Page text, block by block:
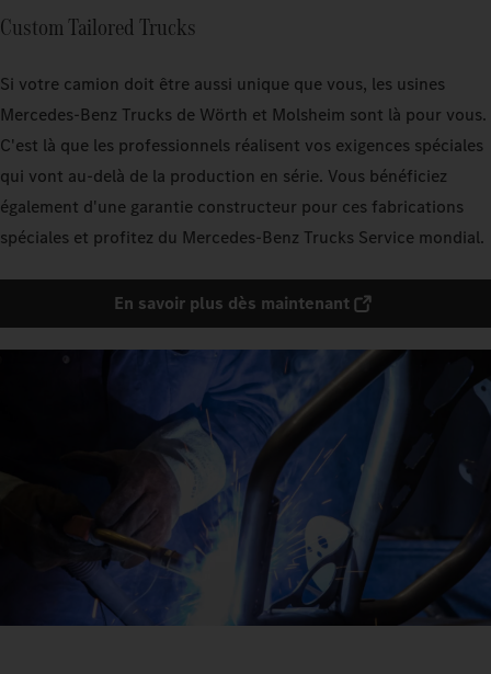
Custom Tailored Trucks
Si votre camion doit être aussi unique que vous, les usines
Mercedes‑Benz Trucks de Wörth et Molsheim sont là pour vous.
C'est là que les professionnels réalisent vos exigences spéciales
qui vont au-delà de la production en série. Vous bénéficiez
également d'une garantie constructeur pour ces fabrications
spéciales et profitez du Mercedes‑Benz Trucks Service mondial.
En savoir plus dès maintenant